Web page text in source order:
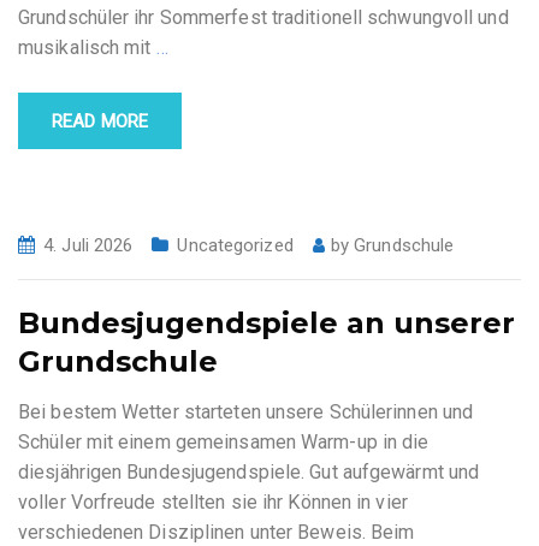
Grundschüler ihr Sommerfest traditionell schwungvoll und
musikalisch mit …
READ MORE
4. Juli 2026 Uncategorized byGrundschule
Bundesjugendspiele an unserer
Grundschule
Bei bestem Wetter starteten unsere Schülerinnen und
Schüler mit einem gemeinsamen Warm-up in die
diesjährigen Bundesjugendspiele. Gut aufgewärmt und
voller Vorfreude stellten sie ihr Können in vier
verschiedenen Disziplinen unter Beweis. Beim